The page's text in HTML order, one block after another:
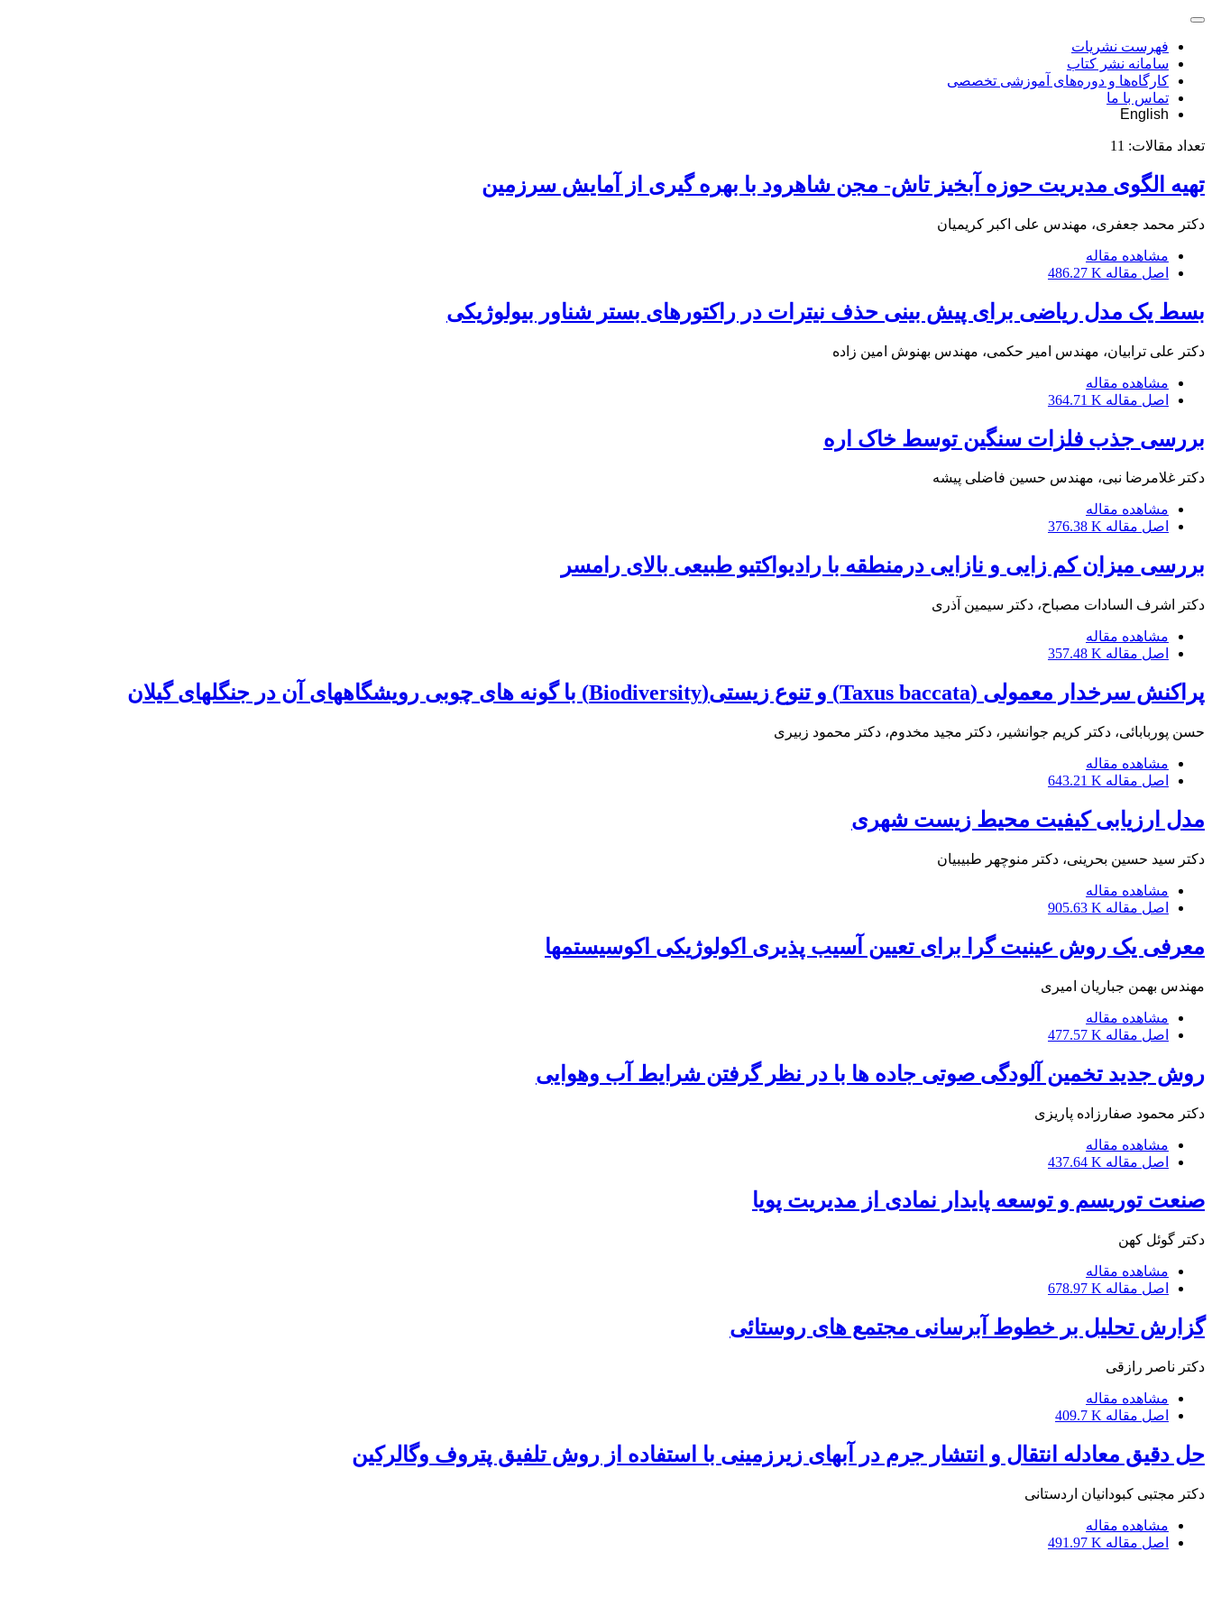
فهرست نشریات
سامانه نشر کتاب
کارگاه‌ها و دوره‌های آموزشی تخصصی
تماس با ما
English
تعداد مقالات: 11
تهیه الگوی مدیریت حوزه آبخیز تاش- مجن شاهرود با بهره گیری از آمایش سرزمین
دکتر محمد جعفری، مهندس علی اکبر کریمیان
مشاهده مقاله
اصل مقاله 486.27 K
بسط یک مدل ریاضی برای پیش بینی حذف نیترات در راکتورهای بستر شناور بیولوژیکی
دکتر علی ترابیان، مهندس امیر حکمی، مهندس بهنوش امین زاده
مشاهده مقاله
اصل مقاله 364.71 K
بررسی جذب فلزات سنگین توسط خاک اره
دکتر غلامرضا نبی، مهندس حسین فاضلی پیشه
مشاهده مقاله
اصل مقاله 376.38 K
بررسی میزان کم زایی و نازایی درمنطقه با رادیواکتیو طبیعی بالای رامسر
دکتر اشرف السادات مصباح، دکتر سیمین آذری
مشاهده مقاله
اصل مقاله 357.48 K
پراکنش سرخدار معمولی (Taxus baccata) و تنوع زیستی(Biodiversity) با گونه های چوبی رویشگاههای آن در جنگلهای گیلان
حسن پوربابائی، دکتر کریم جوانشیر، دکتر مجید مخدوم، دکتر محمود زبیری
مشاهده مقاله
اصل مقاله 643.21 K
مدل ارزیابی کیفیت محیط زیست شهری
دکتر سید حسین بحرینی، دکتر منوچهر طبیبیان
مشاهده مقاله
اصل مقاله 905.63 K
معرفی یک روش عینیت گرا برای تعیین آسیب پذیری اکولوژیکی اکوسیستمها
مهندس بهمن جباریان امیری
مشاهده مقاله
اصل مقاله 477.57 K
روش جدید تخمین آلودگی صوتی جاده ها با در نظر گرفتن شرایط آب وهوایی
دکتر محمود صفارزاده پاریزی
مشاهده مقاله
اصل مقاله 437.64 K
صنعت توریسم و توسعه پایدار نمادی از مدیریت پویا
دکتر گوئل کهن
مشاهده مقاله
اصل مقاله 678.97 K
گزارش تحلیل بر خطوط آبرسانی مجتمع های روستائی
دکتر ناصر رازقی
مشاهده مقاله
اصل مقاله 409.7 K
حل دقیق معادله انتقال و انتشار جرم در آبهای زیرزمینی با استفاده از روش تلفیق پتروف وگالرکین
دکتر مجتبی کبودانیان اردستانی
مشاهده مقاله
اصل مقاله 491.97 K